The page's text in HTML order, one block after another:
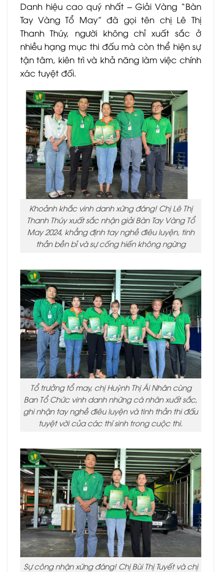
Danh hiệu cao quý nhất – Giải Vàng “Bàn
Tay Vàng Tổ May” đã gọi tên chị Lê Thị
Thanh Thúy, người không chỉ xuất sắc ở
nhiều hạng mục thi đấu mà còn thể hiện sự
tận tâm, kiên trì và khả năng làm việc chính
xác tuyệt đối.
Khoảnh khắc vinh danh xứng đáng! Chị Lê Thị
Thanh Thúy xuất sắc nhận giải Bàn Tay Vàng Tổ
May 2024, khẳng định tay nghề điêu luyện, tinh
thần bền bỉ và sự cống hiến không ngừng
Tổ trưởng tổ may, chị Huỳnh Thị Ái Nhân cùng
Ban Tổ Chức vinh danh những cá nhân xuất sắc,
ghi nhận tay nghề điêu luyện và tinh thần thi đấu
tuyệt vời của các thí sinh trong cuộc thi.
Sự công nhận xứng đáng! Chị Bùi Thị Tuyết và chị